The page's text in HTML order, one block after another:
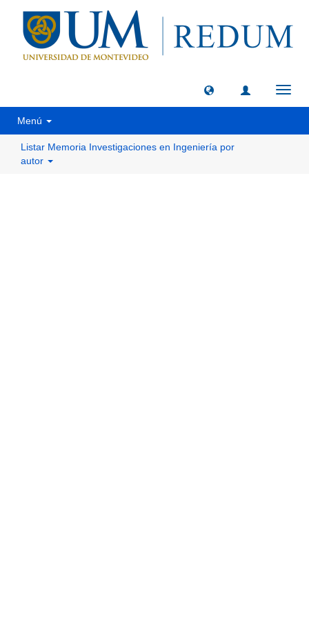
Menú
Listar Memoria Investigaciones en Ingeniería por
autor